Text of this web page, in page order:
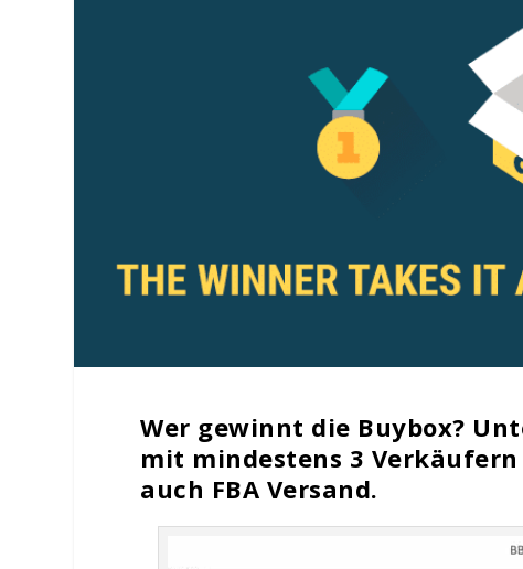
Wer gewinnt die Buybox?
mit mindestens 3
auch FBA Versand.